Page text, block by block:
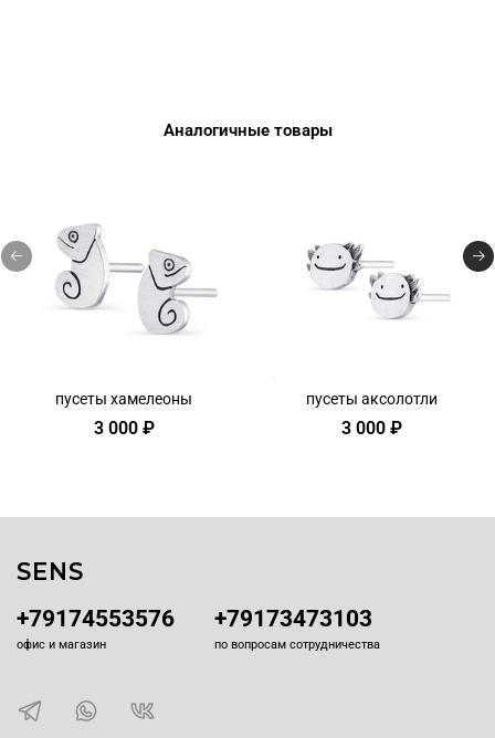
Аналогичные товары
пусеты хамелеоны
3 000 ₽
пусеты аксолотли
3 000 ₽
+79174553576
офис и магазин
+79173473103
по вопросам сотрудничества
SENS